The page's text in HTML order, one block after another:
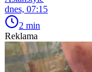
dnes, 07:15
2 min
Reklama